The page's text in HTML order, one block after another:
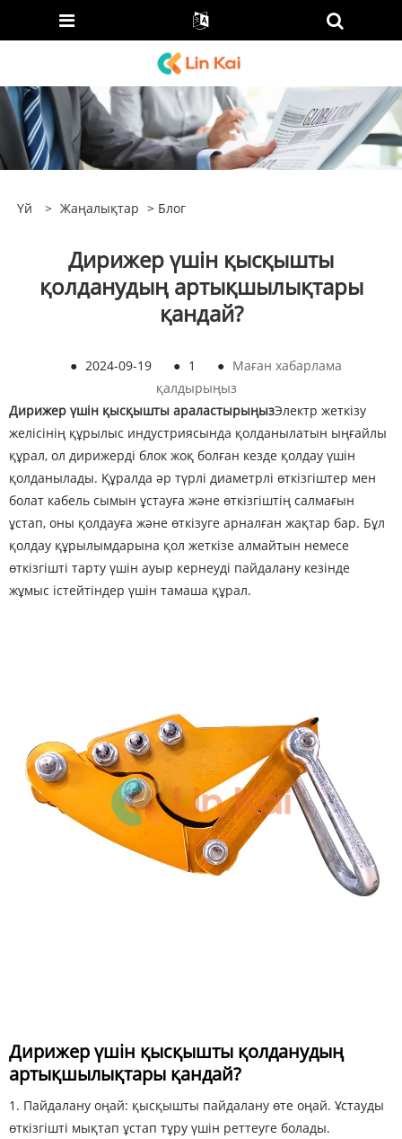
Үй > Жаңалықтар > Блог
Дирижер үшін қысқышты
қолданудың артықшылықтары
қандай?
● 2024-09-19 ● 1 ● Маған хабарлама
қалдырыңыз
Дирижер үшін қысқышты араластырыңызЭлектр жеткізу
желісінің құрылыс индустриясында қолданылатын ыңғайлы
құрал, ол дирижерді блок жоқ болған кезде қолдау үшін
қолданылады. Құралда әр түрлі диаметрлі өткізгіштер мен
болат кабель сымын ұстауға және өткізгіштің салмағын
ұстап, оны қолдауға және өткізуге арналған жақтар бар. Бұл
қолдау құрылымдарына қол жеткізе алмайтын немесе
өткізгішті тарту үшін ауыр кернеуді пайдалану кезінде
жұмыс істейтіндер үшін тамаша құрал.
Дирижер үшін қысқышты қолданудың
артықшылықтары қандай?
1. Пайдалану оңай: қысқышты пайдалану өте оңай. Ұстауды
өткізгішті мықтап ұстап тұру үшін реттеуге болады.